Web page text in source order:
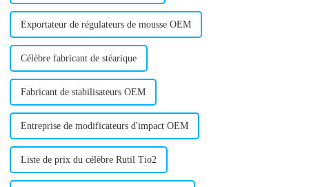
Exportateur de régulateurs de mousse OEM
Célèbre fabricant de stéarique
Fabricant de stabilisateurs OEM
Entreprise de modificateurs d'impact OEM
Liste de prix du célèbre Rutil Tio2